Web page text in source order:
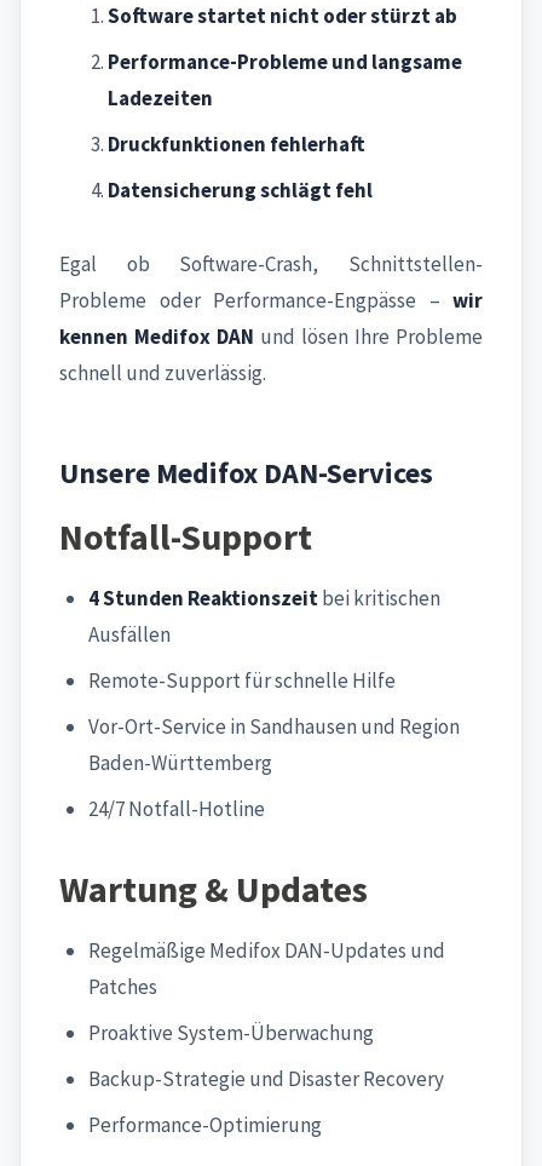
Software startet nicht oder stürzt ab
Performance-Probleme und langsame
Ladezeiten
Druckfunktionen fehlerhaft
Datensicherung schlägt fehl
Egal ob Software-Crash, Schnittstellen-
Probleme oder Performance-Engpässe – wir
kennen Medifox DAN und lösen Ihre Probleme
schnell und zuverlässig.
Unsere Medifox DAN-Services
Notfall-Support
4 Stunden Reaktionszeitbei kritischen
Ausfällen
Remote-Support für schnelle Hilfe
Vor-Ort-Service in Sandhausen und Region
Baden-Württemberg
24/7 Notfall-Hotline
Wartung & Updates
Regelmäßige Medifox DAN-Updates und
Patches
Proaktive System-Überwachung
Backup-Strategie und Disaster Recovery
Performance-Optimierung